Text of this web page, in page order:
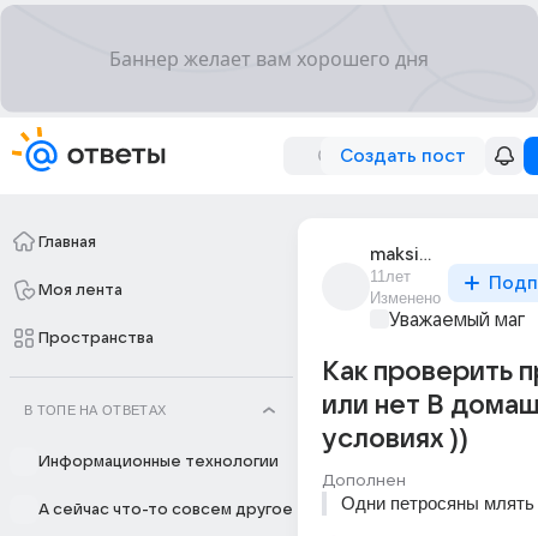
Создать пост
Главная
Моя лента
Пространства
В ТОПЕ НА ОТВЕТАХ
Информационные технологии
А сейчас что-то совсем другое
maksim_maksov_77
11лет
Изменено
Уважаемый маг
Как проверить
или нет В
условиях ))
Дополнен
Одни петросяны млять